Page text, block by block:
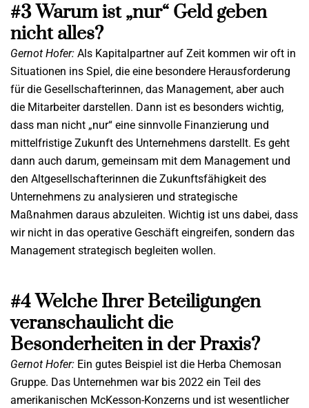
#3 Warum ist „nur“ Geld geben
nicht alles?
Gernot Hofer: Als Kapitalpartner auf Zeit kommen wir oft in
Situationen ins Spiel, die eine besondere Herausforderung
für die Gesellschafterinnen, das Management, aber auch
die Mitarbeiter darstellen. Dann ist es besonders wichtig,
dass man nicht „nur“ eine sinnvolle Finanzierung und
mittelfristige Zukunft des Unternehmens darstellt. Es geht
dann auch darum, gemeinsam mit dem Management und
den Altgesellschafterinnen die Zukunftsfähigkeit des
Unternehmens zu analysieren und strategische
Maßnahmen daraus abzuleiten. Wichtig ist uns dabei, dass
wir nicht in das operative Geschäft eingreifen, sondern das
Management strategisch begleiten wollen.
#4 Welche Ihrer Beteiligungen
veranschaulicht die
Besonderheiten in der Praxis?
Gernot Hofer: Ein gutes Beispiel ist die Herba Chemosan
Gruppe. Das Unternehmen war bis 2022 ein Teil des
amerikanischen McKesson-Konzerns und ist wesentlicher